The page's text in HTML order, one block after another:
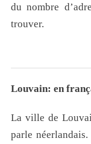
du nombre
trouver.
Louvain: en
La ville de
parle